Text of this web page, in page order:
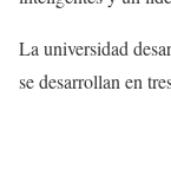
La universidad
se desarrollan en